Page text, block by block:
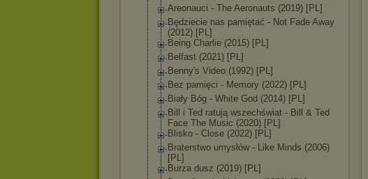
Areonauci - The Aeronauts (2019) [PL]
Będziecie nas pamiętać - Not Fade Away
(2012) [PL]
Being Charlie (2015) [PL]
Belfast (2021) [PL]
Benny's Video (1992) [PL]
Bez pamięci - Memory (2022) [PL]
Biały Bóg - White God (2014) [PL]
Bill i Ted ratują wszechświat - Bill & Ted
Face The Music (2020) [PL]
Blisko - Close (2022) [PL]
Braterstwo umysłów - Like Minds (2006)
[PL]
Burza dusz (2019) [PL]